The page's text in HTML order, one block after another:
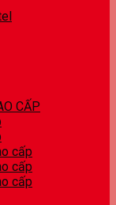
CẤP
cấp
cấp
cấp